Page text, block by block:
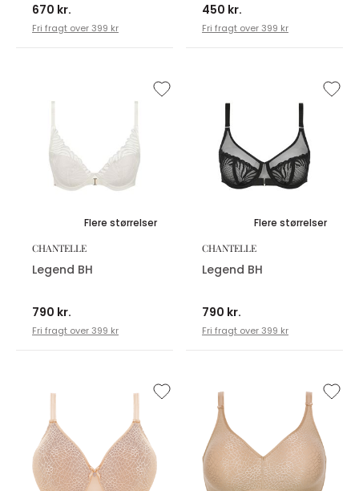
670 kr.
Fri fragt over 399 kr
450 kr.
Fri fragt over 399 kr
Flere størrelser
CHANTELLE
Legend BH
790 kr.
Fri fragt over 399 kr
Flere størrelser
CHANTELLE
Legend BH
790 kr.
Fri fragt over 399 kr